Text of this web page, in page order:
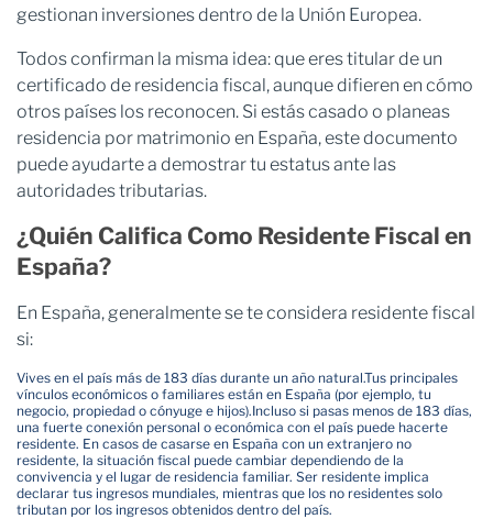
gestionan inversiones dentro de la Unión Europea.
Todos confirman la misma idea: que eres titular de un
certificado de residencia fiscal, aunque difieren en cómo
otros países los reconocen. Si estás casado o planeas
residencia por matrimonio en España, este documento
puede ayudarte a demostrar tu estatus ante las
autoridades tributarias.
¿Quién Califica Como Residente Fiscal en
España?
En España, generalmente se te considera residente fiscal
si:
Vives en el país más de 183 días durante un año natural.Tus principales
vínculos económicos o familiares están en España (por ejemplo, tu
negocio, propiedad o cónyuge e hijos).Incluso si pasas menos de 183 días,
una fuerte conexión personal o económica con el país puede hacerte
residente. En casos de casarse en España con un extranjero no
residente, la situación fiscal puede cambiar dependiendo de la
convivencia y el lugar de residencia familiar. Ser residente implica
declarar tus ingresos mundiales, mientras que los no residentes solo
tributan por los ingresos obtenidos dentro del país.